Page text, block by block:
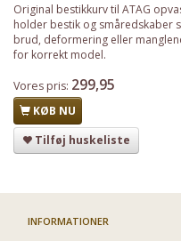
Original bestikkurv til ATAG
holder bestik og småredskaber
brud, deformering eller
for korrekt model.
Vores pris: 299,95
KØB NU
Tilføj huskeliste
INFORMATIONER